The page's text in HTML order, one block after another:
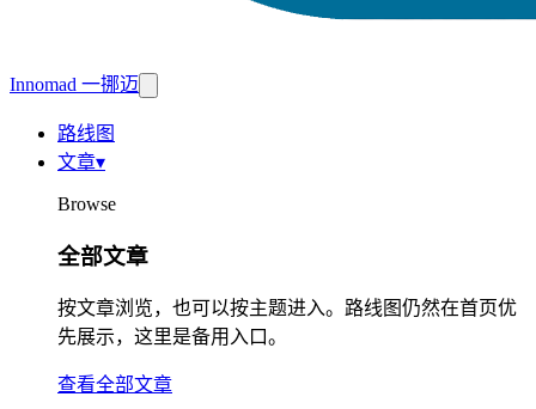
Innomad 一挪迈
路线图
文章▾
Browse
全部文章
按文章浏览，也可以按主题进入。路线图仍然在首页优
先展示，这里是备用入口。
查看全部文章